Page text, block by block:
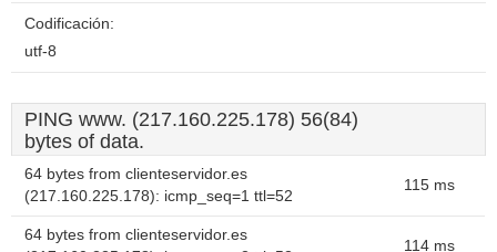
Codificación:
utf-8
PING www. (217.160.225.178) 56(84)
bytes of data.
64 bytes from clienteservidor.es
(217.160.225.178): icmp_seq=1 ttl=52
115 ms
64 bytes from clienteservidor.es
114 ms